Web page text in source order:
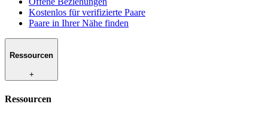
Kostenlos für verifizierte Paare
Paare in Ihrer Nähe finden
Ressourcen
+
Ressourcen